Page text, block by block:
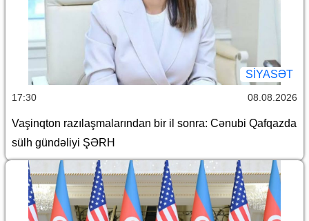
SİYASƏT
17:30 08.08.2026
Vaşinqton razılaşmalarından bir il sonra: Cənubi Qafqazda
sülh gündəliyi ŞƏRH